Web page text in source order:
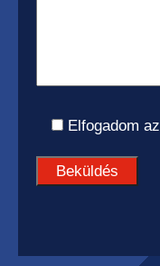
Elfogadom az